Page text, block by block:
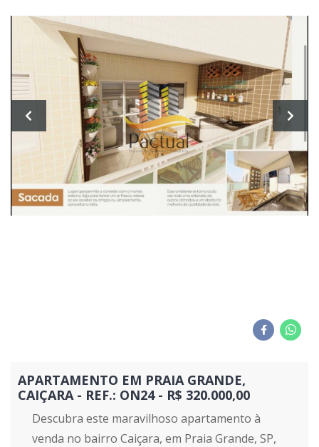
APARTAMENTO EM PRAIA GRANDE,
CAIÇARA - REF.: ON24 - R$ 320.000,00
Descubra este maravilhoso apartamento à
venda no bairro Caiçara, em Praia Grande, SP,